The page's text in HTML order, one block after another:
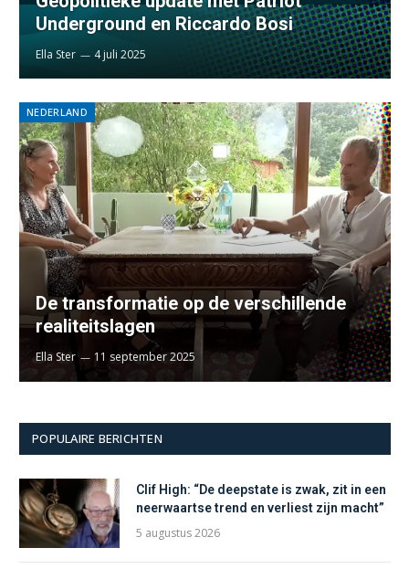
Underground en Riccardo Bosi
Ella Ster 4 juli 2025
NEDERLAND
De transformatie op de verschillende
realiteitslagen
Ella Ster 11 september 2025
POPULAIRE BERICHTEN
Clif High: “De deepstate is zwak, zit in een
neerwaartse trend en verliest zijn macht”
5 augustus 2026